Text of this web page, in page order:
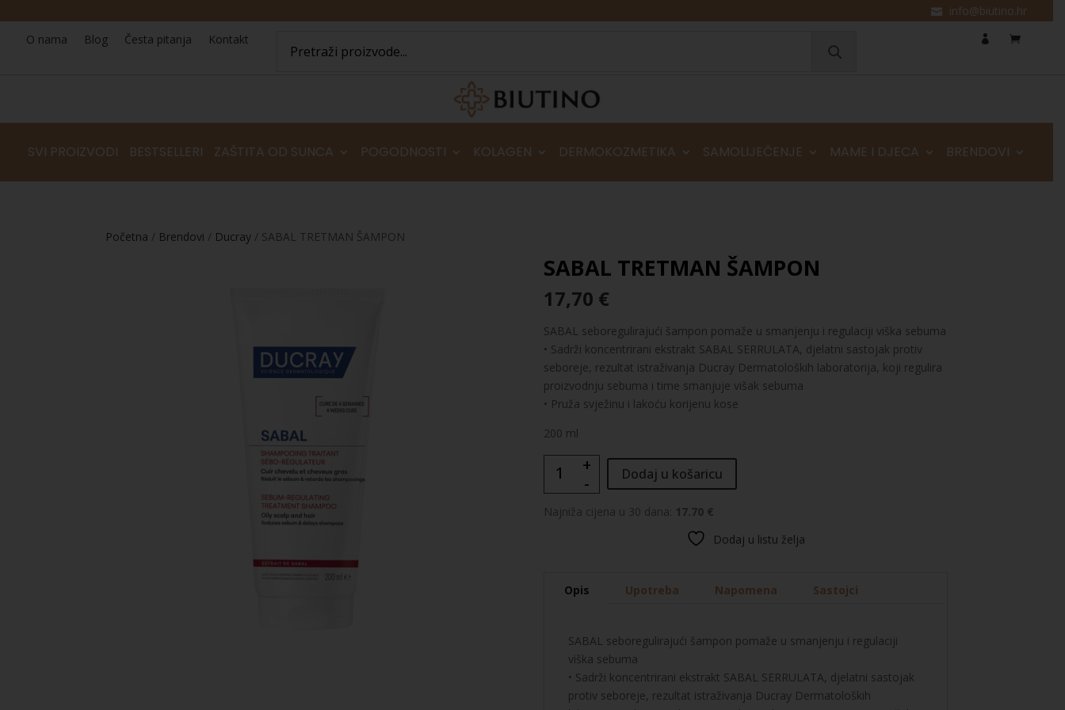
info@biutino.hr
O nama
Blog Česta pitanja Kontakt
SVI PROIZVODI BESTSELLERI ZAŠTITA OD SUNCA POGODNOSTI KOLAGEN DERMOKOZMETIKA SAMOLIJEČENJE MAME I DJECA BRENDOVI
Početna / Brendovi / Ducray/ SABAL TRETMAN ŠAMPON
SABAL TRETMAN ŠAMPON
17,70 €
SABAL seboregulirajući šampon pomaže u smanjenju i regulaciji viška sebuma
• Sadrži koncentrirani ekstrakt SABAL SERRULATA, djelatni sastojak protiv
seboreje, rezultat istraživanja Ducray Dermatoloških laboratorija, koji regulira
proizvodnju sebuma i time smanjuje višak sebuma
• Pruža svježinu i lakoću korijenu kose
200 ml
TRETMAN
količina
+
-
Dodaj u košaricu
Najniža cijena u 30 dana: 17.70 €
Dodaj u listu želja
Opis Upotreba Napomena Sastojci
SABAL seboregulirajući šampon pomaže u smanjenju i regulaciji
viška sebuma
• Sadrži koncentrirani ekstrakt SABAL SERRULATA, djelatni sastojak
protiv seboreje, rezultat istraživanja Ducray Dermatoloških